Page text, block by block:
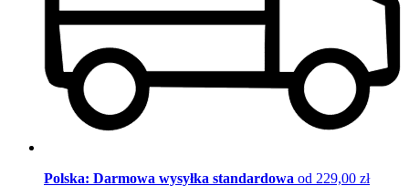
Polska: Darmowa wysyłka standardowa od 229,00 zł